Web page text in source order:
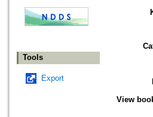
Tools
Export
View